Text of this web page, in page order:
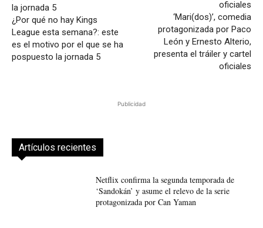
¿Por qué no hay Kings
League esta semana?: este
es el motivo por el que se ha
pospuesto la jornada 5
‘Mari(dos)’, comedia
protagonizada por Paco
León y Ernesto Alterio,
presenta el tráiler y cartel
oficiales
Publicidad
Artículos recientes
Netflix confirma la segunda temporada de
‘Sandokán’ y asume el relevo de la serie
protagonizada por Can Yaman